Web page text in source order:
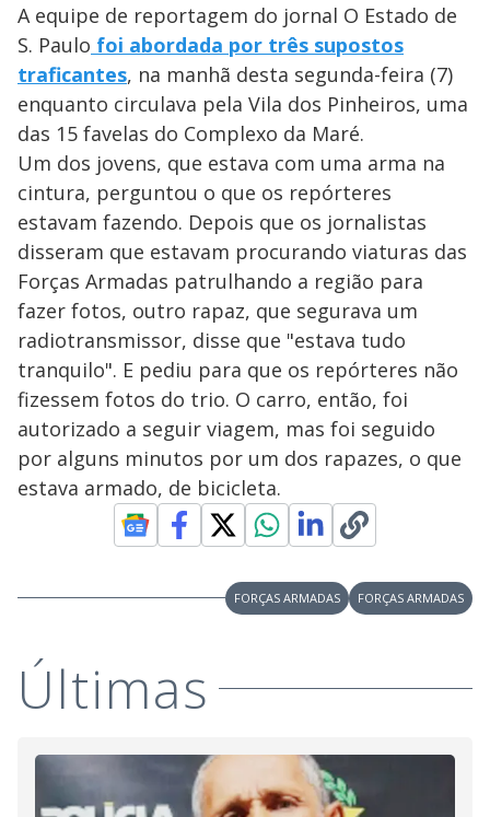
A equipe de reportagem do jornal O Estado de
S. Paulo foi abordada por três supostos
traficantes, na manhã desta segunda-feira (7)
enquanto circulava pela Vila dos Pinheiros, uma
das 15 favelas do Complexo da Maré.
Um dos jovens, que estava com uma arma na
cintura, perguntou o que os repórteres
estavam fazendo. Depois que os jornalistas
disseram que estavam procurando viaturas das
Forças Armadas patrulhando a região para
fazer fotos, outro rapaz, que segurava um
radiotransmissor, disse que "estava tudo
tranquilo". E pediu para que os repórteres não
fizessem fotos do trio. O carro, então, foi
autorizado a seguir viagem, mas foi seguido
por alguns minutos por um dos rapazes, o que
estava armado, de bicicleta.
FORÇAS ARMADAS FORÇAS ARMADAS
Últimas